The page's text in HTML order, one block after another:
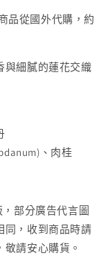
品從國外代購，約
與細膩的蓮花交織
、肉桂
部分廣告代言圖
同，收到商品時請
請安心購貨。